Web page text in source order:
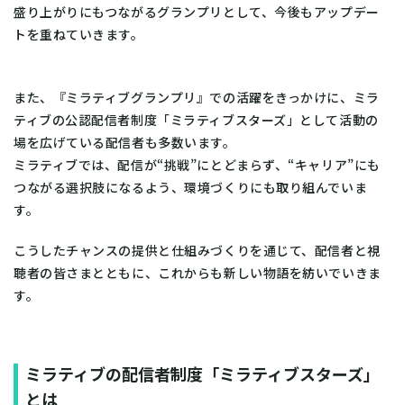
盛り上がりにもつながるグランプリとして、今後もアップデー
トを重ねていきます。
また、『ミラティブグランプリ』での活躍をきっかけに、ミラ
ティブの公認配信者制度「ミラティブスターズ」として活動の
場を広げている配信者も多数います。
ミラティブでは、配信が“挑戦”にとどまらず、“キャリア”にも
つながる選択肢になるよう、環境づくりにも取り組んでいま
す。
こうしたチャンスの提供と仕組みづくりを通じて、配信者と視
聴者の皆さまとともに、これからも新しい物語を紡いでいきま
す。
ミラティブの配信者制度「ミラティブスターズ」
とは